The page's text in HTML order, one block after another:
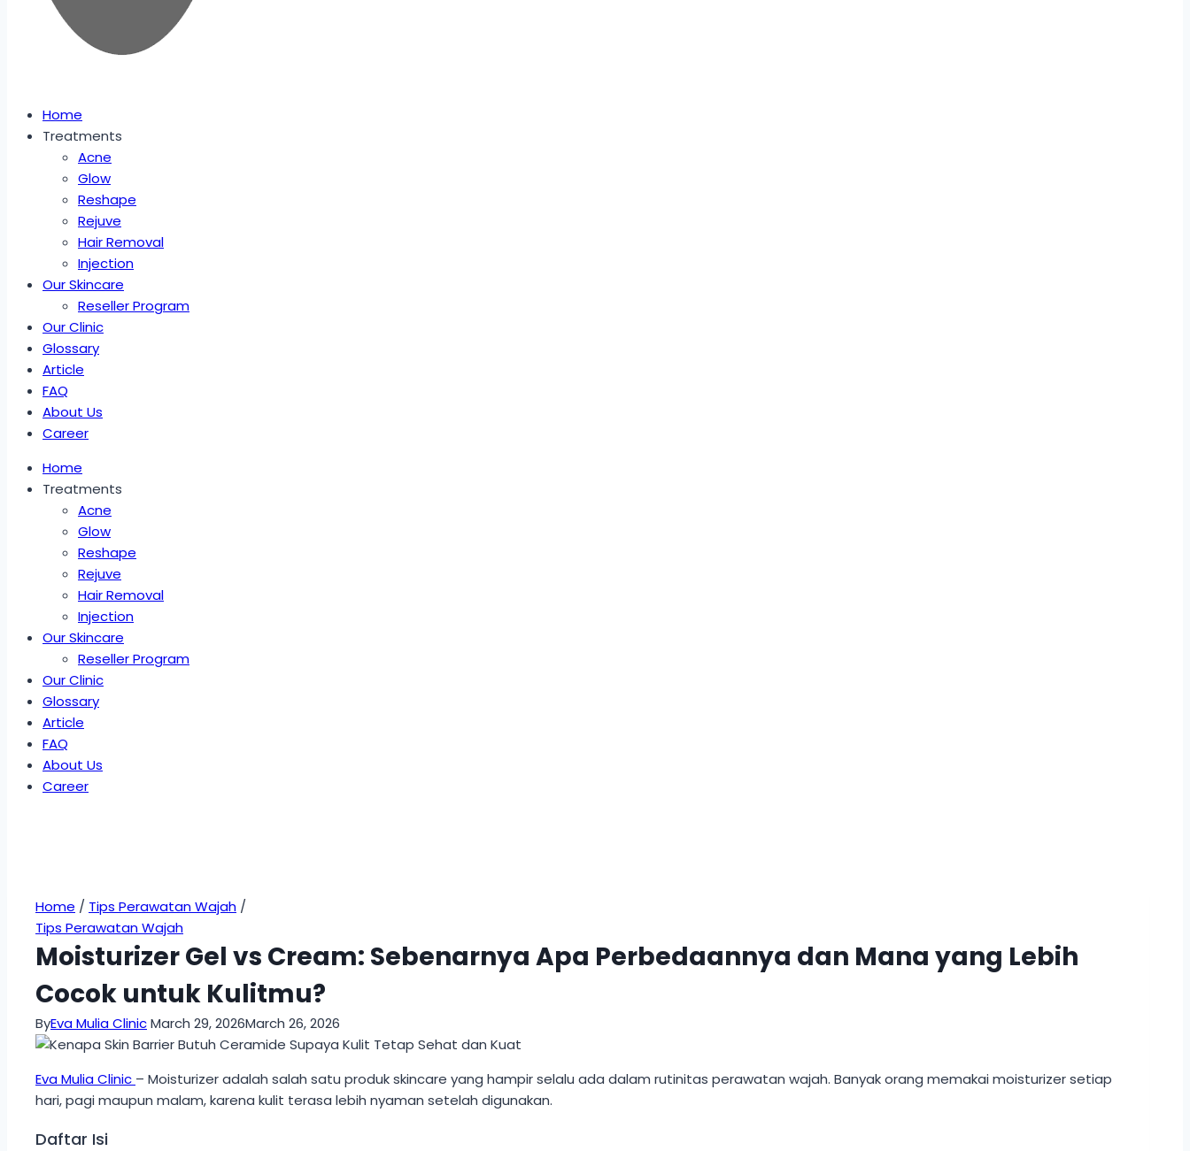
Home
Treatments
Acne
Glow
Reshape
Rejuve
Hair Removal
Injection
Our Skincare
Reseller Program
Our Clinic
Glossary
Article
FAQ
About Us
Career
Home
Treatments
Acne
Glow
Reshape
Rejuve
Hair Removal
Injection
Our Skincare
Reseller Program
Our Clinic
Glossary
Article
FAQ
About Us
Career
Home / Tips Perawatan Wajah /
Tips Perawatan Wajah
Moisturizer Gel vs Cream: Sebenarnya Apa Perbedaannya dan Mana yang Lebih
Cocok untuk Kulitmu?
ByEva Mulia ClinicMarch 29, 2026March 26, 2026
Eva Mulia Clinic – Moisturizer adalah salah satu produk skincare yang hampir selalu ada dalam rutinitas perawatan wajah. Banyak orang memakai moisturizer setiap
hari, pagi maupun malam, karena kulit terasa lebih nyaman setelah digunakan.
Daftar Isi